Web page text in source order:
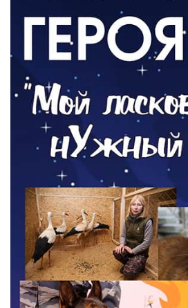
Новый настил на экотропе
05.08.2026